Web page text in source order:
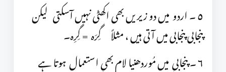
٥ ۔ اردو میں دو زیریں بھی اکھٹی نہیں آسکتی لیکن
پنجابی پنجابی میں آتی ہیں ، مثلاً گِرَہ = گِرِہ۔
٦ ۔ پنجابی میں مُوردھنیا لام بھی استعمال ہوتا ہے